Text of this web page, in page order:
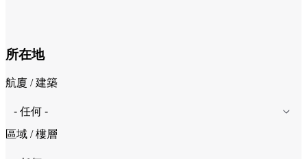
所在地
航廈 / 建築
區域 / 樓層